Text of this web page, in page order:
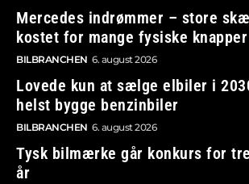
Mercedes indrømmer – store
kostet for mange fysiske knapper
BILBRANCHEN 6. august 2026
Lovede kun at sælge elbiler i
helst bygge benzinbiler
BILBRANCHEN 6. august 2026
Tysk bilmærke går konkurs for
år